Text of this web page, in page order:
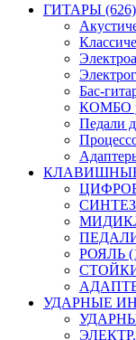
ГИТАРЫ (626)
Бас-
КОМБО
Педали
КЛАВИШНЫЕ
РОЯЛЬ
УДАРНЫЕ